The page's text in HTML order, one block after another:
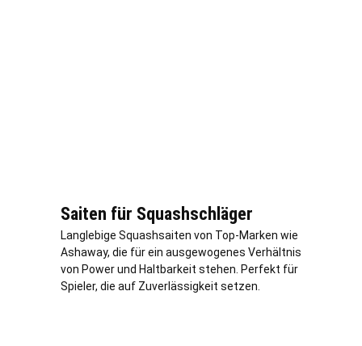
Saiten für Squashschläger
Langlebige Squashsaiten von Top-Marken wie
Ashaway, die für ein ausgewogenes Verhältnis
von Power und Haltbarkeit stehen. Perfekt für
Spieler, die auf Zuverlässigkeit setzen.